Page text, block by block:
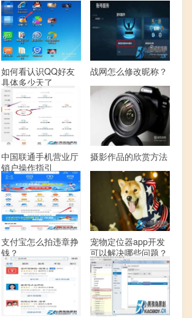
如何看认识QQ好友
具体多少天了
战网怎么修改昵称？
中国联通手机营业厅
销户操作指引
摄影作品的欣赏方法
支付宝怎么拍违章挣
钱？
宠物定位器app开发
可以解决哪些问题？